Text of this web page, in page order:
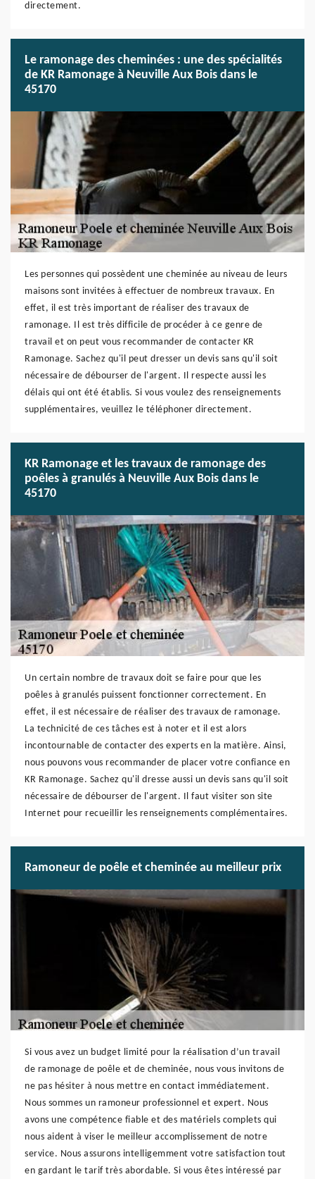
directement.
Le ramonage des cheminées : une des spécialités
de KR Ramonage à Neuville Aux Bois dans le
45170
Les personnes qui possèdent une cheminée au niveau de leurs
maisons sont invitées à effectuer de nombreux travaux. En
effet, il est très important de réaliser des travaux de
ramonage. Il est très difficile de procéder à ce genre de
travail et on peut vous recommander de contacter KR
Ramonage. Sachez qu'il peut dresser un devis sans qu'il soit
nécessaire de débourser de l'argent. Il respecte aussi les
délais qui ont été établis. Si vous voulez des renseignements
supplémentaires, veuillez le téléphoner directement.
KR Ramonage et les travaux de ramonage des
poêles à granulés à Neuville Aux Bois dans le
45170
Un certain nombre de travaux doit se faire pour que les
poêles à granulés puissent fonctionner correctement. En
effet, il est nécessaire de réaliser des travaux de ramonage.
La technicité de ces tâches est à noter et il est alors
incontournable de contacter des experts en la matière. Ainsi,
nous pouvons vous recommander de placer votre confiance en
KR Ramonage. Sachez qu'il dresse aussi un devis sans qu'il soit
nécessaire de débourser de l'argent. Il faut visiter son site
Internet pour recueillir les renseignements complémentaires.
Ramoneur de poêle et cheminée au meilleur prix
Si vous avez un budget limité pour la réalisation d’un travail
de ramonage de poêle et de cheminée, nous vous invitons de
ne pas hésiter à nous mettre en contact immédiatement.
Nous sommes un ramoneur professionnel et expert. Nous
avons une compétence fiable et des matériels complets qui
nous aident à viser le meilleur accomplissement de notre
service. Nous assurons intelligemment votre satisfaction tout
en gardant le tarif très abordable. Si vous êtes intéressé par